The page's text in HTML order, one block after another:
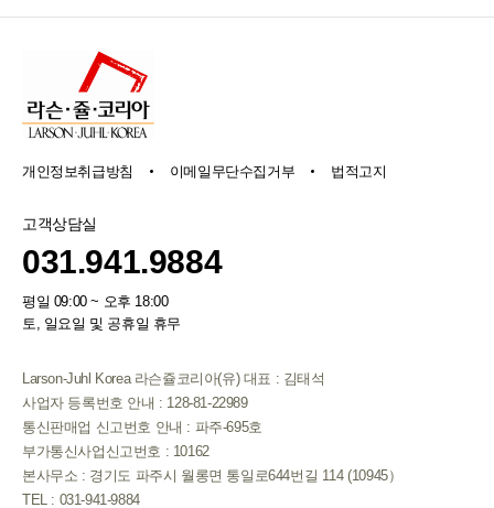
개인정보취급방침 이메일무단수집거부 법적고지
고객상담실
031.941.9884
평일 09:00 ~ 오후 18:00
토, 일요일 및 공휴일 휴무
Larson-Juhl Korea 라슨쥴코리아(유) 대표 : 김태석
사업자 등록번호 안내 : 128-81-22989
통신판매업 신고번호 안내 : 파주-695호
부가통신사업신고번호 : 10162
본사무소 : 경기도 파주시 월롱면 통일로644번길 114 (10945）
TEL : 031-941-9884